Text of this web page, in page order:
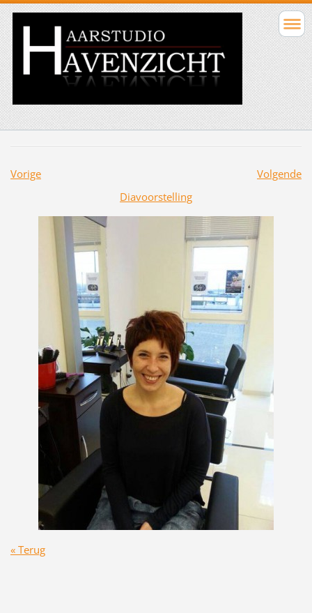
Vorige
Volgende
Diavoorstelling
« Terug